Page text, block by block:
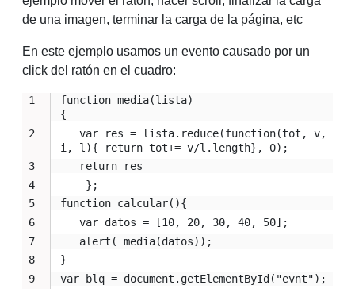
de una imagen, terminar la carga de la página, etc
En este ejemplo usamos un evento causado por un
click del ratón en el cuadro:
function media(lista)
{
var res = lista.reduce(function(tot, v,
i, l){ return tot+= v/l.length}, 0);
return res
};
function calcular(){
var datos = [10, 20, 30, 40, 50];
alert( media(datos));
}
var blq = document.getElementById("evnt");